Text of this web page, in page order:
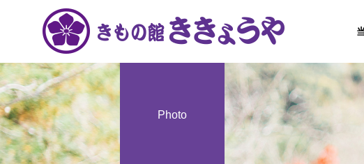
Photo